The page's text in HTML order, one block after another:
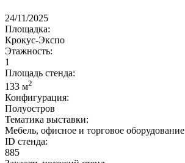
24/11/2025
Площадка:
Крокус-Экспо
Этажность:
1
Площадь стенда:
133 м2
Конфигурация:
Полуостров
Тематика выставки:
Мебель, офисное и торговое оборудование
ID стенда:
885